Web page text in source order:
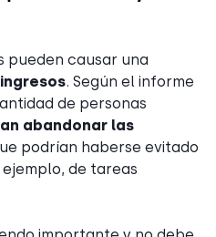
pueden causar una
. Según el informe
de personas
abandonar las
podrían haberse evitado
de tareas